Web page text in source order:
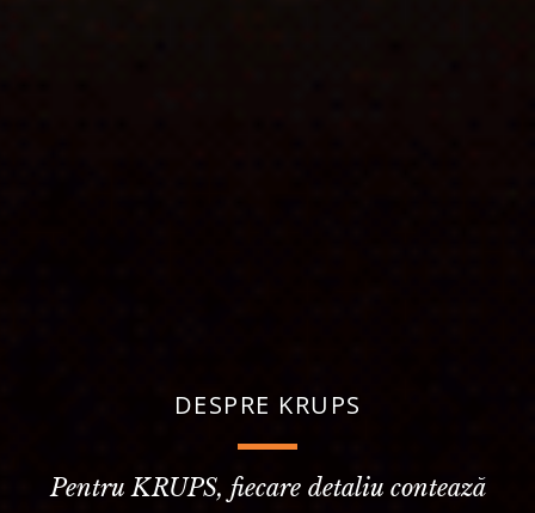
DESPRE KRUPS
Pentru KRUPS, fiecare detaliu contează